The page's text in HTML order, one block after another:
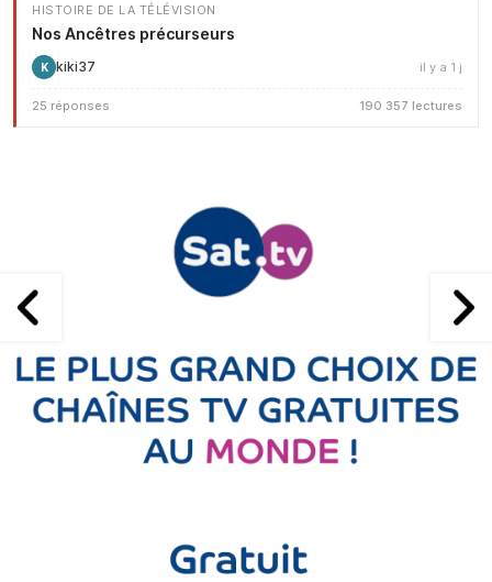
HISTOIRE DE LA TÉLÉVISION
Nos Ancêtres précurseurs
K kiki37 il y a 1 j
25 réponses 190 357 lectures